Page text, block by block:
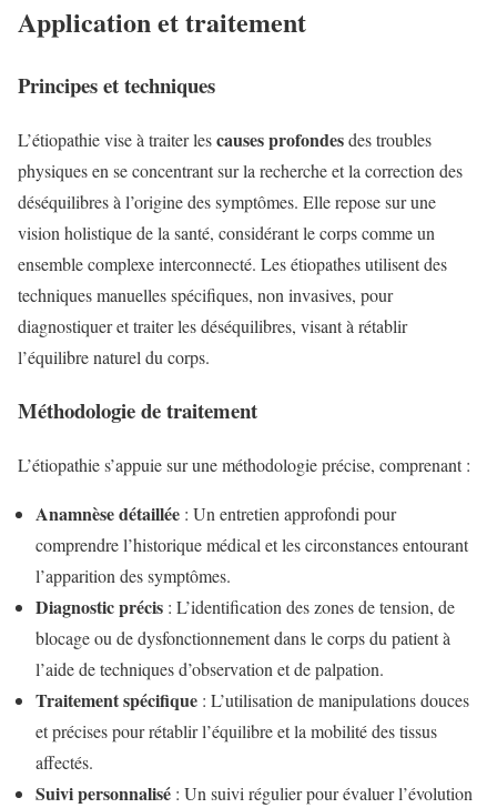
Application et traitement
Principes et techniques
L’étiopathie vise à traiter lescauses profondesdes troubles
physiques en se concentrant sur la recherche et la correction des
déséquilibres à l’origine des symptômes. Elle repose sur une
vision holistique de la santé, considérant le corps comme un
ensemble complexe interconnecté. Les étiopathes utilisent des
techniques manuelles spécifiques, non invasives, pour
diagnostiquer et traiter les déséquilibres, visant à rétablir
l’équilibre naturel du corps.
Méthodologie de traitement
L’étiopathie s’appuie sur une méthodologie précise, comprenant :
Anamnèse détaillée : Un entretien approfondi pour
comprendre l’historique médical et les circonstances entourant
l’apparition des symptômes.
Diagnostic précis : L’identification des zones de tension, de
blocage ou de dysfonctionnement dans le corps du patient à
l’aide de techniques d’observation et de palpation.
Traitement spécifique : L’utilisation de manipulations douces
et précises pour rétablir l’équilibre et la mobilité des tissus
affectés.
Suivi personnalisé : Un suivi régulier pour évaluer l’évolution